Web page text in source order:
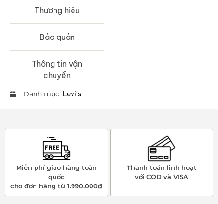
Thương hiệu
Bảo quản
Thông tin vận
chuyển
Danh mục: Levi's
Miễn phí giao hàng toàn
quốc
cho đơn hàng từ 1.990.000₫
Thanh toán linh hoạt
với COD và VISA